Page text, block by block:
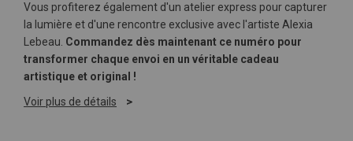
Vous profiterez également d'un atelier express pour capturer
la lumière et d'une rencontre exclusive avec l'artiste Alexia
Lebeau. Commandez dès maintenant ce numéro pour
transformer chaque envoi en un véritable cadeau
artistique et original !
Voir plus de détails